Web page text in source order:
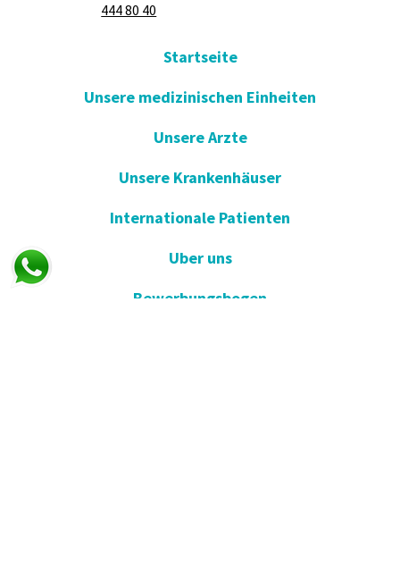
444 80 40
Startseite
Unsere medizinischen Einheiten
Unsere Arzte
Unsere Krankenhäuser
Internationale Patienten
Uber uns
Bewerbungsbogen